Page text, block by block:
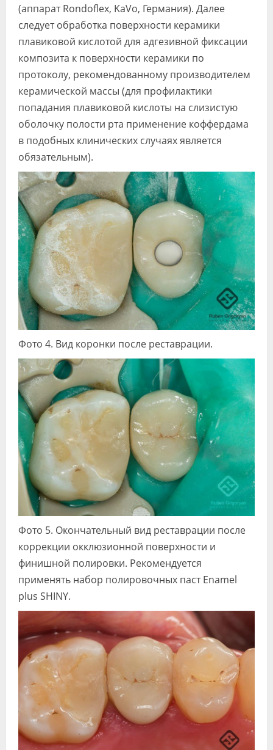
(аппарат Rondoflex, KaVo, Германия). Далее
следует обработка поверхности керамики
плавиковой кислотой для адгезивной фиксации
композита к поверхности керамики по
протоколу, рекомендованному производителем
керамической массы (для профилактики
попадания плавиковой кислоты на слизистую
оболочку полости рта применение коффердама
в подобных клинических случаях является
обязательным).
Фото 4. Вид коронки после реставрации.
Фото 5. Окончательный вид реставрации после
коррекции окклюзионной поверхности и
финишной полировки. Рекомендуется
применять набор полировочных паст Enamel
plus SHINY.